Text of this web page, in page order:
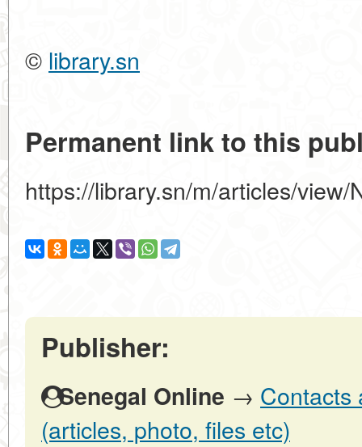
© library.sn
Permanent link to this
https://library.sn/m/articles/view/
Publisher:
Senegal Online → Contacts
(articles, photo, files etc)